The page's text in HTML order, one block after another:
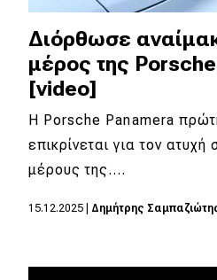
Συγκρίνουμε
Αγώνες
Formula 1
WRC
Motorsport
Διόρθωσε
μέρος της
[video]
Η Porsche Panamera
επικρίνεται για τον
μέρους της.…
15.12.2025 Δημήτρης